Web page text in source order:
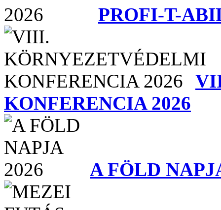
PROFI-T-
KONFERENCIA 2026
A FÖLD